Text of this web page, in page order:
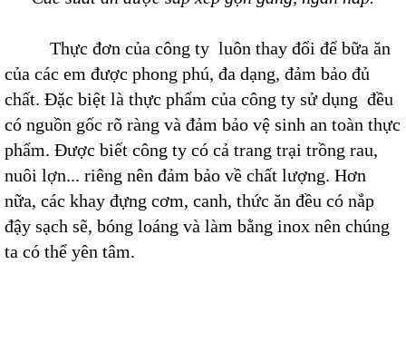
Thực đơn của công ty luôn thay đổi để bữa ăn
của các em được phong phú, đa dạng, đảm bảo đủ
chất. Đặc biệt là thực phẩm của công ty sử dụng đều
có nguồn gốc rõ ràng và đảm bảo vệ sinh an toàn thực
phẩm. Được biết công ty có cả trang trại trồng rau,
nuôi lợn... riêng nên đảm bảo về chất lượng. Hơn
nữa, các khay đựng cơm, canh, thức ăn đều có nắp
đậy sạch sẽ, bóng loáng và làm bằng inox nên chúng
ta có thể yên tâm.